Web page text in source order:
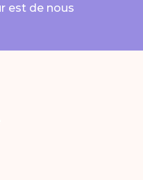
est de nous